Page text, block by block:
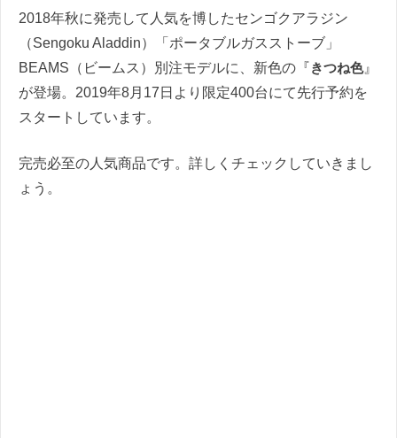
2018年秋に発売して人気を博したセンゴクアラジン
（Sengoku Aladdin）「ポータブルガスストーブ」
BEAMS（ビームス）別注モデルに、新色の『きつね色』
が登場。2019年8月17日より限定400台にて先行予約を
スタートしています。
完売必至の人気商品です。詳しくチェックしていきまし
ょう。